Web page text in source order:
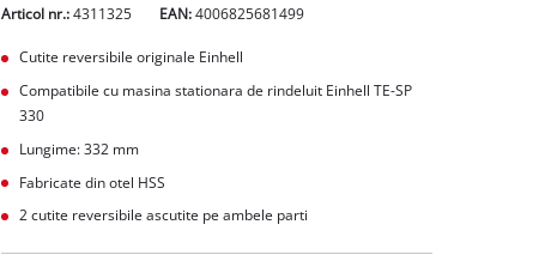
Articol nr.: 4311325 EAN:4006825681499
Cutite reversibile originale Einhell
Compatibile cu masina stationara de rindeluit Einhell TE-SP
330
Lungime: 332 mm
Fabricate din otel HSS
2 cutite reversibile ascutite pe ambele parti